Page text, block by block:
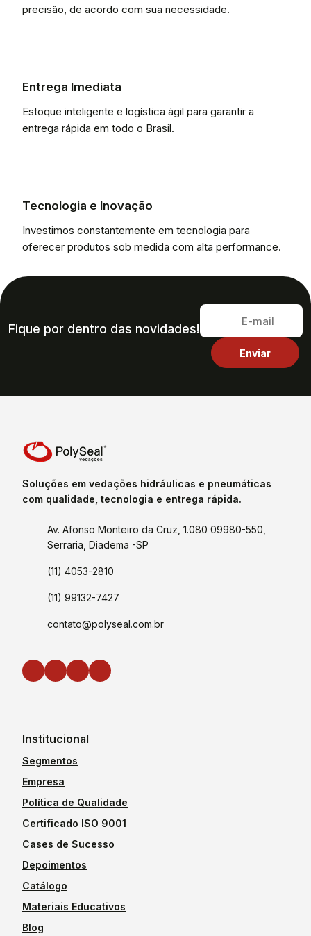
precisão, de acordo com sua necessidade.
Entrega Imediata
Estoque inteligente e logística ágil para garantir a
entrega rápida em todo o Brasil.
Tecnologia e Inovação
Investimos constantemente em tecnologia para
oferecer produtos sob medida com alta performance.
Fique por dentro das novidades!
Soluções em vedações hidráulicas e pneumáticas
com qualidade, tecnologia e entrega rápida.
Av. Afonso Monteiro da Cruz, 1.080 09980-550,
Serraria, Diadema -SP
(11) 4053-2810
(11) 99132-7427
contato@polyseal.com.br
Institucional
Segmentos
Empresa
Política de Qualidade
Certificado ISO 9001
Cases de Sucesso
Depoimentos
Catálogo
Materiais Educativos
Blog